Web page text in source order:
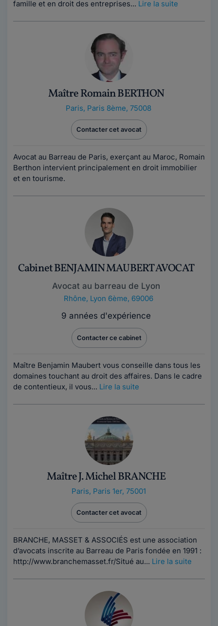
famille et en droit des entreprises... Lire la suite
Maître Romain BERTHON
Paris, Paris 8ème, 75008
Contacter cet avocat
Avocat au Barreau de Paris, exerçant au Maroc, Romain
Berthon intervient principalement en droit immobilier
et en tourisme.
Cabinet BENJAMIN MAUBERT AVOCAT
Avocat au barreau de Lyon
Rhône, Lyon 6ème, 69006
9 années d'expérience
Contacter ce cabinet
Maître Benjamin Maubert vous conseille dans tous les
domaines touchant au droit des affaires. Dans le cadre
de contentieux, il vous... Lire la suite
Maître J. Michel BRANCHE
Paris, Paris 1er, 75001
Contacter cet avocat
BRANCHE, MASSET & ASSOCIÉS est une association
d’avocats inscrite au Barreau de Paris fondée en 1991 :
http://www.branchemasset.fr/Situé au... Lire la suite